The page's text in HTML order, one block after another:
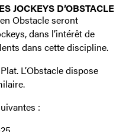
JOCKEYS D’OBSTACLE
Obstacle seront
dans l’intérêt de
dans cette discipline.
L’Obstacle dispose
: